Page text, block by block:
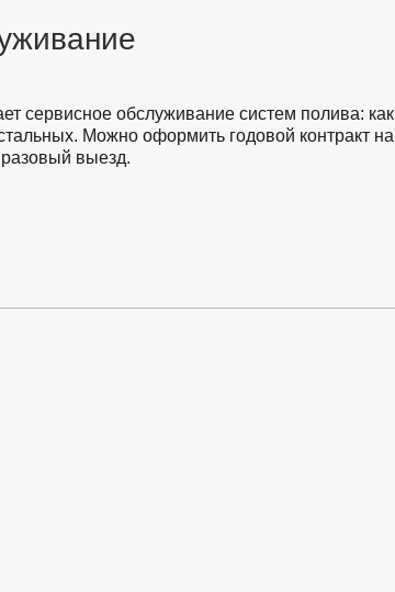
сервисное обслуживание систем полива: как
Можно оформить годовой контракт на
выезд.